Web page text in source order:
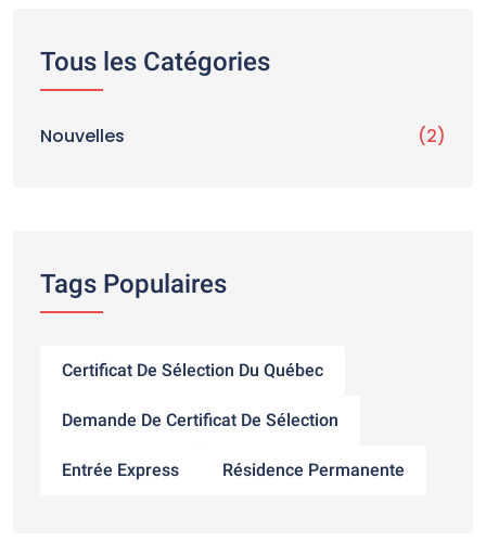
Tous les Catégories
Nouvelles (2)
Tags Populaires
Certificat De Sélection Du Québec
Demande De Certificat De Sélection
Entrée Express Résidence Permanente